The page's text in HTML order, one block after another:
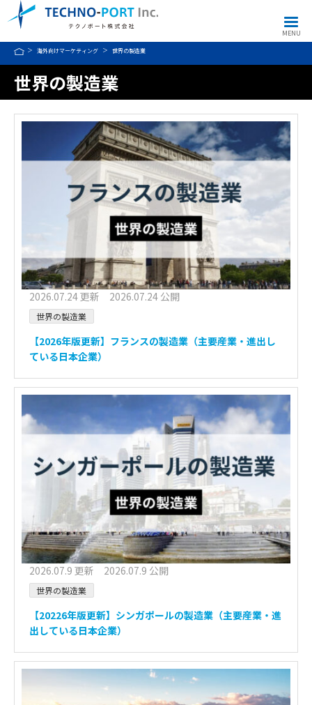
MENU
海外向けマーケティング 世界の製造業
世界の製造業
2026.07.24 更新 2026.07.24 公開
世界の製造業
【2026年版更新】フランスの製造業（主要産業・進出し
ている日本企業）
2026.07.9 更新 2026.07.9 公開
世界の製造業
【20226年版更新】シンガポールの製造業（主要産業・進
出している日本企業）